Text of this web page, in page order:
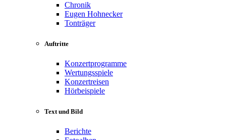
Chronik
Eugen Hohnecker
Tonträger
Auftritte
Konzertprogramme
Wertungsspiele
Konzertreisen
Hörbeispiele
Text und Bild
Berichte